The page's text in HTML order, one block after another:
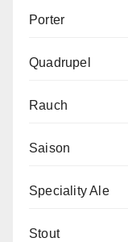
Porter
Quadrupel
Rauch
Saison
Speciality Ale
Stout